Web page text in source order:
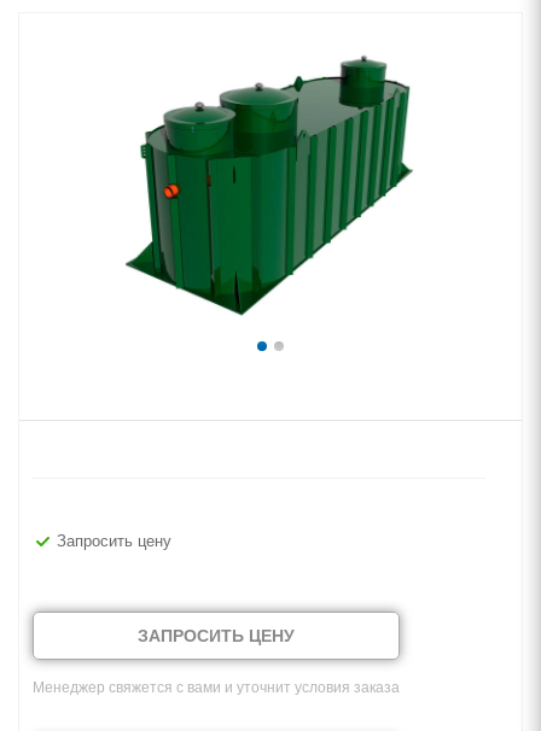
Запросить цену
ЗАПРОСИТЬ ЦЕНУ
Менеджер свяжется с вами и уточнит условия заказа